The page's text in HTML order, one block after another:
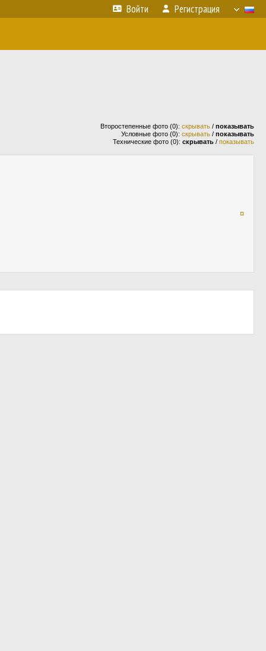
Войти Регистрация
Второстепенные фото (0): скрывать / показывать
Условные фото (0): скрывать / показывать
Технические фото (0): скрывать / показывать
¤